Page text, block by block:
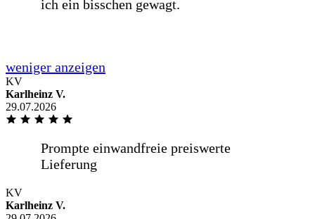
KV
Karlheinz V.
29.07.2026
KV
Karlheinz V.
Kompetent freundlich
war alles Wunderbar. Gerne wieder...
Alles bestens, gerne wieder.